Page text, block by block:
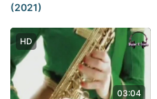
(2021)
HD
03:04